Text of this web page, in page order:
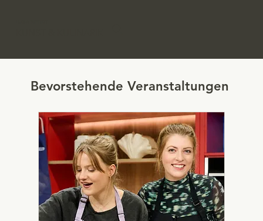
Bevorstehende Veranstaltungen